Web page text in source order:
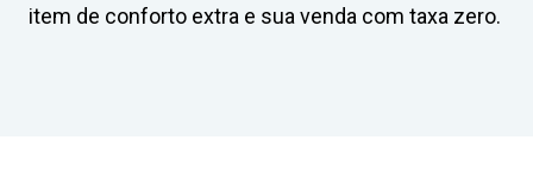
item de conforto extra e sua venda com taxa zero.